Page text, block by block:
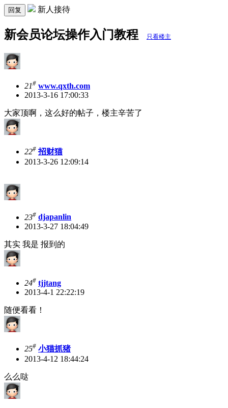
回复 新人接待
新会员论坛操作入门教程 只看楼主
21# www.qxth.com
2013-3-16 17:00:33
大家顶啊，这么好的帖子，楼主辛苦了
22# 招财猫
2013-3-26 12:09:14
23# djapanlin
2013-3-27 18:04:49
其实 我是 报到的
24# tjjtang
2013-4-1 22:22:19
随便看看！
25# 小猫抓猪
2013-4-12 18:44:24
么么哒